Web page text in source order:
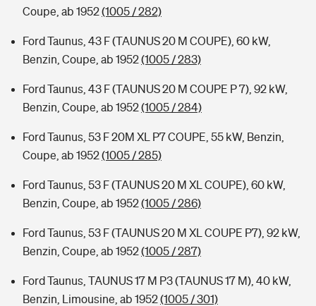
Coupe, ab 1952(1005 / 282)
Ford Taunus, 43 F (TAUNUS 20 M COUPE), 60 kW,
Benzin, Coupe, ab 1952(1005 / 283)
Ford Taunus, 43 F (TAUNUS 20 M COUPE P 7), 92 kW,
Benzin, Coupe, ab 1952(1005 / 284)
Ford Taunus, 53 F 20M XL P7 COUPE, 55 kW, Benzin,
Coupe, ab 1952(1005 / 285)
Ford Taunus, 53 F (TAUNUS 20 M XL COUPE), 60 kW,
Benzin, Coupe, ab 1952(1005 / 286)
Ford Taunus, 53 F (TAUNUS 20 M XL COUPE P7), 92 kW,
Benzin, Coupe, ab 1952(1005 / 287)
Ford Taunus, TAUNUS 17 M P3 (TAUNUS 17 M), 40 kW,
Benzin, Limousine, ab 1952(1005 / 301)